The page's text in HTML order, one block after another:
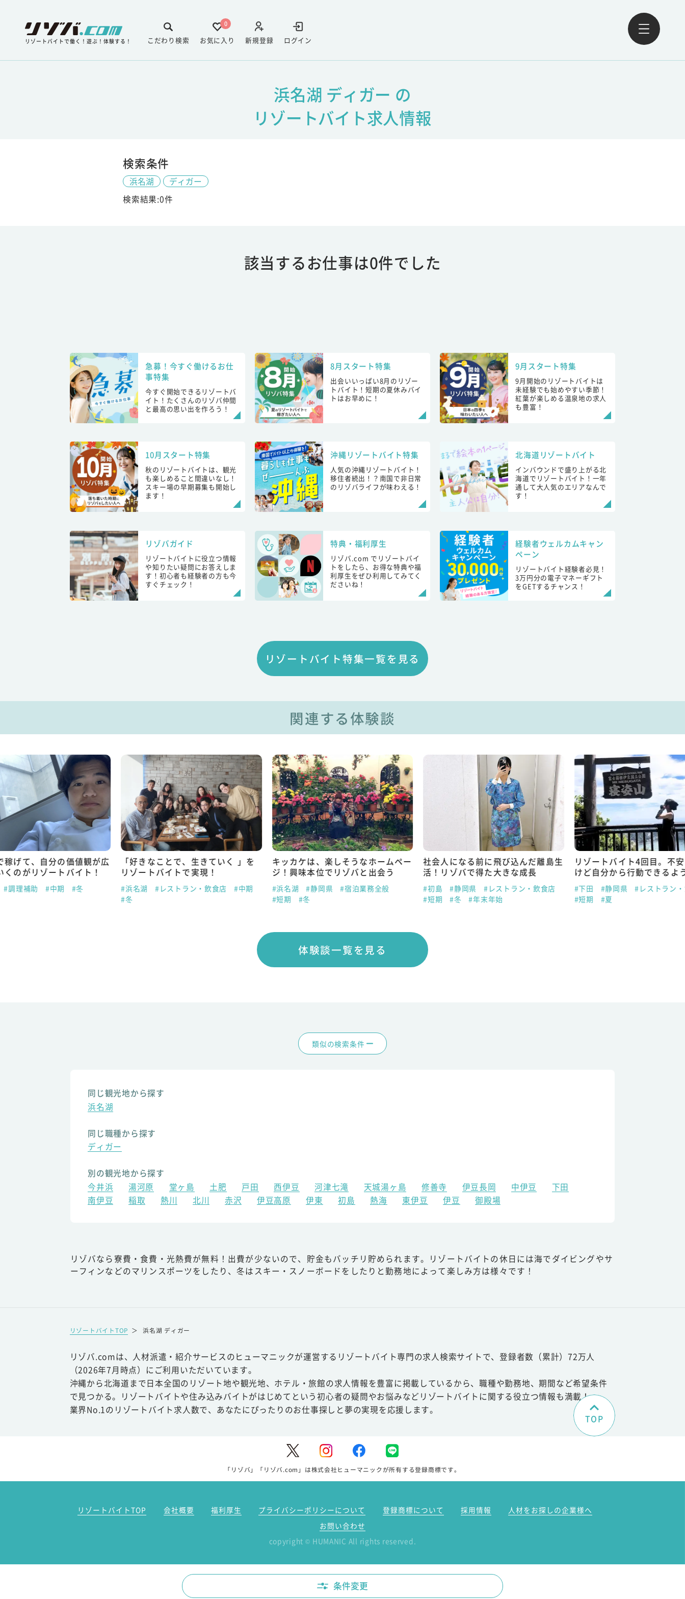
リゾートバイトで働く！遊ぶ！体験する！ ログイン
新規登録
0
お気に入り
こだわり検索
浜名湖 ディガー の
リゾートバイト求人情報
検索条件
浜名湖
ディガー
検索結果:0件
該当するお仕事は0件でした
急募！今すぐ働けるお仕
事特集
今すぐ開始できるリゾートバ
イト！たくさんのリゾバ仲間
と最高の思い出を作ろう！
8月スタート特集
出会いいっぱい8月のリゾー
トバイト！短期の夏休みバイ
トはお早めに！
9月スタート特集
9月開始のリゾートバイトは
未経験でも始めやすい季節！
紅葉が楽しめる温泉地の求人
も豊富！
10月スタート特集
秋のリゾートバイトは、観光
も楽しめること間違いなし！
スキー場の早期募集も開始し
ます！
沖縄リゾートバイト特集
人気の沖縄リゾートバイト！
移住者続出！？南国で非日常
のリゾバライフが味わえる！
北海道リゾートバイト
インバウンドで盛り上がる北
海道でリゾートバイト！一年
通して大人気のエリアなんで
す！
リゾバガイド
リゾートバイトに役立つ情報
や知りたい疑問にお答えしま
す！初心者も経験者の方も今
すぐチェック！
特典・福利厚生
リゾバ.com でリゾートバイ
トをしたら、お得な特典や福
利厚生をぜひ利用してみてく
ださいね！
経験者ウェルカムキャン
ペーン
リゾートバイト経験者必見！
3万円分の電子マネーギフト
をGETするチャンス！
リゾートバイト特集一覧を見る
関連する体験談
稼げて、自分の価値観が広
くのがリゾートバイト！
#調理補助 #中期 #冬
「好きなことで、生きていく 」を
リゾートバイトで実現！
#浜名湖 #レストラン・飲食店
#中期
#冬
キッカケは、楽しそうなホームペー
ジ！興味本位でリゾバと出会う
#浜名湖 #静岡県
#宿泊業務全般
#短期
#冬
社会人になる前に飛び込んだ離島生
活！リゾバで得た大きな成長
#初島 #静岡県
#レストラン・飲食店
#短期
#冬 #年末年始
リゾートバイト4回目。不
けど自分から行動できるよ
#下田 #静岡県
#レストラン
#短期
#夏
体験談一覧を見る
類似の検索条件
同じ観光地から探す
浜名湖
同じ職種から探す
ディガー
別の観光地から探す
今井浜
湯河原 堂ヶ島 土肥 戸田 西伊豆 河津七滝 天城湯ヶ島 修善寺 伊豆長岡 中伊豆
下田
南伊豆
稲取 熱川 北川 赤沢 伊豆高原 伊東 初島 熱海 東伊豆 伊豆 御殿場
リゾバなら寮費・食費・光熱費が無料！出費が少ないので、貯金もバッチリ貯められます。リゾートバイトの休日には海でダイビングやサ
ーフィンなどのマリンスポーツをしたり、冬はスキー・スノーボードをしたりと勤務地によって楽しみ方は様々です！
リゾートバイトTOP ＞ 浜名湖 ディガー
リゾバ.comは、人材派遣・紹介サービスのヒューマニックが運営するリゾートバイト専門の求人検索サイトで、登録者数（累計）72万人
（2026年7月時点）にご利用いただいています。
沖縄から北海道まで日本全国のリゾート地や観光地、ホテル・旅館の求人情報を豊富に掲載しているから、職種や勤務地、期間など希望条件
で見つかる。リゾートバイトや住み込みバイトがはじめてという初心者の疑問やお悩みなどリゾートバイトに関する役立つ情報も満載！
業界No.1のリゾートバイト求人数で、あなたにぴったりのお仕事探しと夢の実現を応援します。
TOP
「リゾバ」「リゾバ.com」は株式会社ヒューマニックが所有する登録商標です。
リゾートバイトTOP 会社概要 福利厚生 プライバシーポリシーについて 登録商標について 採用情報
人材をお探しの企業様へ
お問い合わせ
copyright © HUMANIC All rights reserved.
条件変更